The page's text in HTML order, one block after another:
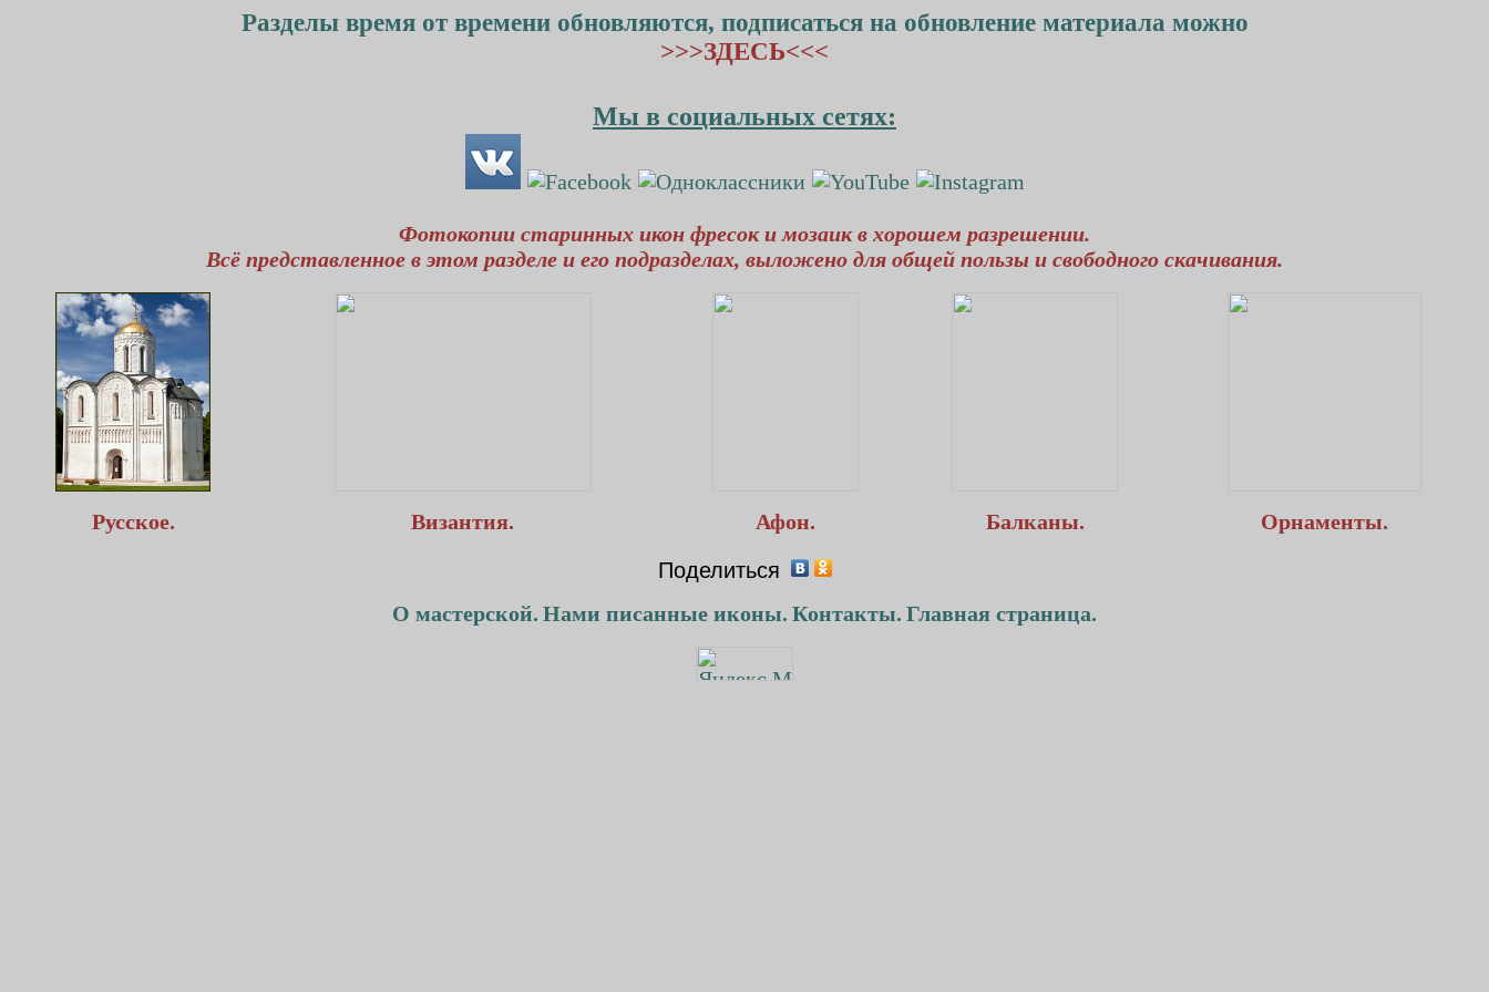
Разделы время от времени обновляются, подписаться на обновление материала можно
>>>ЗДЕСЬ<<<
Мы в социальных сетях:
Фотокопии старинных икон фресок и мозаик в хорошем разрешении.
Всё представленное в этом разделе и его подразделах, выложено для общей пользы и свободного скачивания.
Русское. Византия. Афон. Балканы.
Орнаменты.
Поделиться
О мастерской. Нами писанные иконы. Контакты. Главная страница.